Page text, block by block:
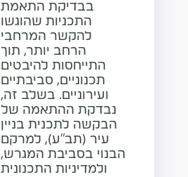
בבדיקת התאמת
התכניות שהוגשו
להקשר המרחבי
הרחב יותר, תוך
התייחסות להיבטים
תכנוניים, סביבתיים
ועירוניים. בשלב זה,
נבדקת ההתאמה של
הבקשה לתכנית בניין
עיר (תב"ע), למרקם
הבנוי בסביבת המגרש,
ולמדיניות התכנונית